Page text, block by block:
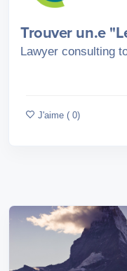
Trouver un.e
Lawyer consulting
J'aime ( 0)